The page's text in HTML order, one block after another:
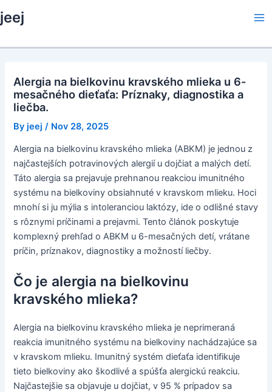
to
jeej
Alergia na bielkovinu kravského mlieka u 6-
mesačného dieťaťa: Príznaky, diagnostika a
liečba.
By jeej / Nov 28, 2025
Alergia na bielkovinu kravského mlieka (ABKM) je jednou z
najčastejších potravinových alergií u dojčiat a malých detí.
Táto alergia sa prejavuje prehnanou reakciou imunitného
systému na bielkoviny obsiahnuté v kravskom mlieku. Hoci
mnohí si ju mýlia s intoleranciou laktózy, ide o odlišné stavy
s rôznymi príčinami a prejavmi. Tento článok poskytuje
komplexný prehľad o ABKM u 6-mesačných detí, vrátane
príčin, príznakov, diagnostiky a možností liečby.
Čo je alergia na bielkovinu
kravského mlieka?
Alergia na bielkovinu kravského mlieka je neprimeraná
reakcia imunitného systému na bielkoviny nachádzajúce sa
v kravskom mlieku. Imunitný systém dieťaťa identifikuje
tieto bielkoviny ako škodlivé a spúšťa alergickú reakciu.
Najčastejšie sa objavuje u dojčiat, v 95 % prípadov sa